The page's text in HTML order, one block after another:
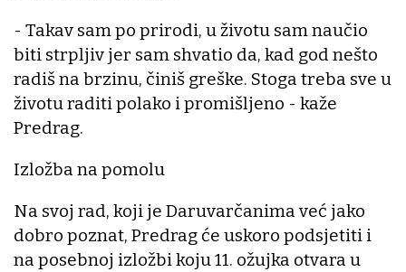
- Takav sam po prirodi, u životu sam naučio
biti strpljiv jer sam shvatio da, kad god nešto
radiš na brzinu, činiš greške. Stoga treba sve u
životu raditi polako i promišljeno - kaže
Predrag.
Izložba na pomolu
Na svoj rad, koji je Daruvarčanima već jako
dobro poznat, Predrag će uskoro podsjetiti i
na posebnoj izložbi koju 11. ožujka otvara u